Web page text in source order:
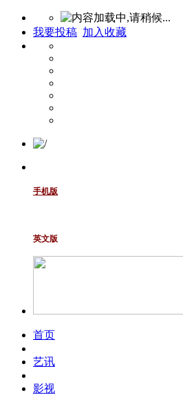
我要投稿 加入收藏
手机版
英文版
首页
艺讯
影视